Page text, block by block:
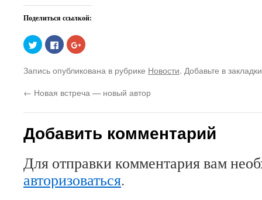
Поделиться ссылкой:
Нажмите,
чтобы
поделиться
Twitter
(Открывается
новом
окне)
Нажмите
здесь,
чтобы
контентом
на
(Открывается
в
окне)
Нажмите,
чтобы
Google+
(Открывается
новом
окне)
Запись опубликована в рубрике Новости. Добавьте в
← Новая встреча — новый автор
Добавить комментарий
Для отправки комментария вам
авторизоваться.